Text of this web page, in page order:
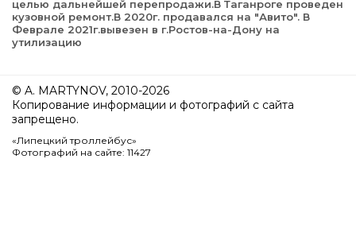
целью дальнейшей перепродажи.В Таганроге проведен
кузовной ремонт.В 2020г. продавался на "Авито". В
Феврале 2021г.вывезен в г.Ростов-на-Дону на
утилизацию
© A. MARTYNOV, 2010-2026
Копирование информации и фотографий с сайта
запрещено.
«Липецкий троллейбус»
Фотографий на сайте: 11427